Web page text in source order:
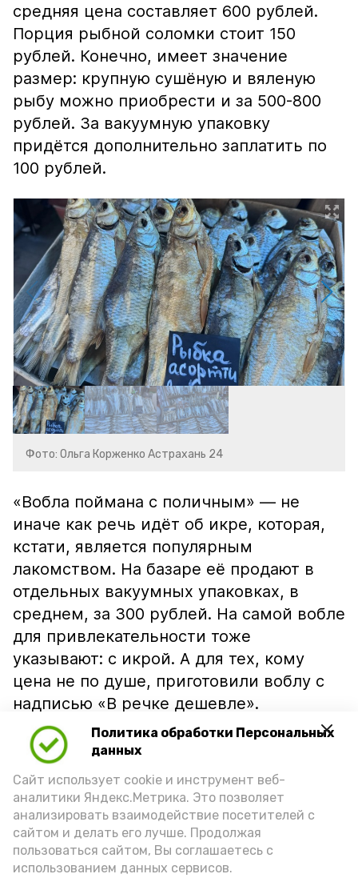
Политика обработки Персональных
данных
Сайт использует cookie и инструмент веб-
аналитики Яндекс.Метрика. Это позволяет
анализировать взаимодействие посетителей с
сайтом и делать его лучше. Продолжая
пользоваться сайтом, Вы соглашаетесь с
использованием данных сервисов.
средняя цена составляет 600 рублей.
Порция рыбной соломки стоит 150
рублей. Конечно, имеет значение
размер: крупную сушёную и вяленую
рыбу можно приобрести и за 500-800
рублей. За вакуумную упаковку
придётся дополнительно заплатить по
100 рублей.
Фото: Ольга Корженко Астрахань 24
«Вобла поймана с поличным» — не
иначе как речь идёт об икре, которая,
кстати, является популярным
лакомством. На базаре её продают в
отдельных вакуумных упаковках, в
среднем, за 300 рублей. На самой вобле
для привлекательности тоже
указывают: с икрой. А для тех, кому
цена не по душе, приготовили воблу с
надписью «В речке дешевле».